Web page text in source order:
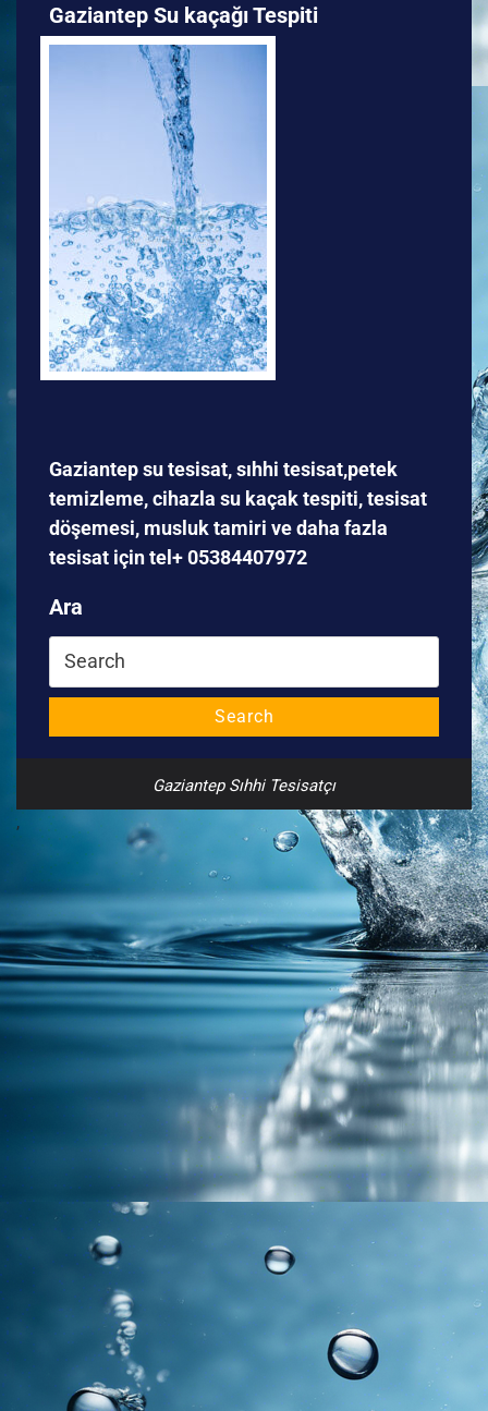
Gaziantep Su kaçağı Tespiti
Gaziantep su tesisat, sıhhi tesisat,petek
temizleme, cihazla su kaçak tespiti, tesisat
döşemesi, musluk tamiri ve daha fazla
tesisat için tel+ 05384407972
Ara
Search
Search
Gaziantep Sıhhi Tesisatçı
,